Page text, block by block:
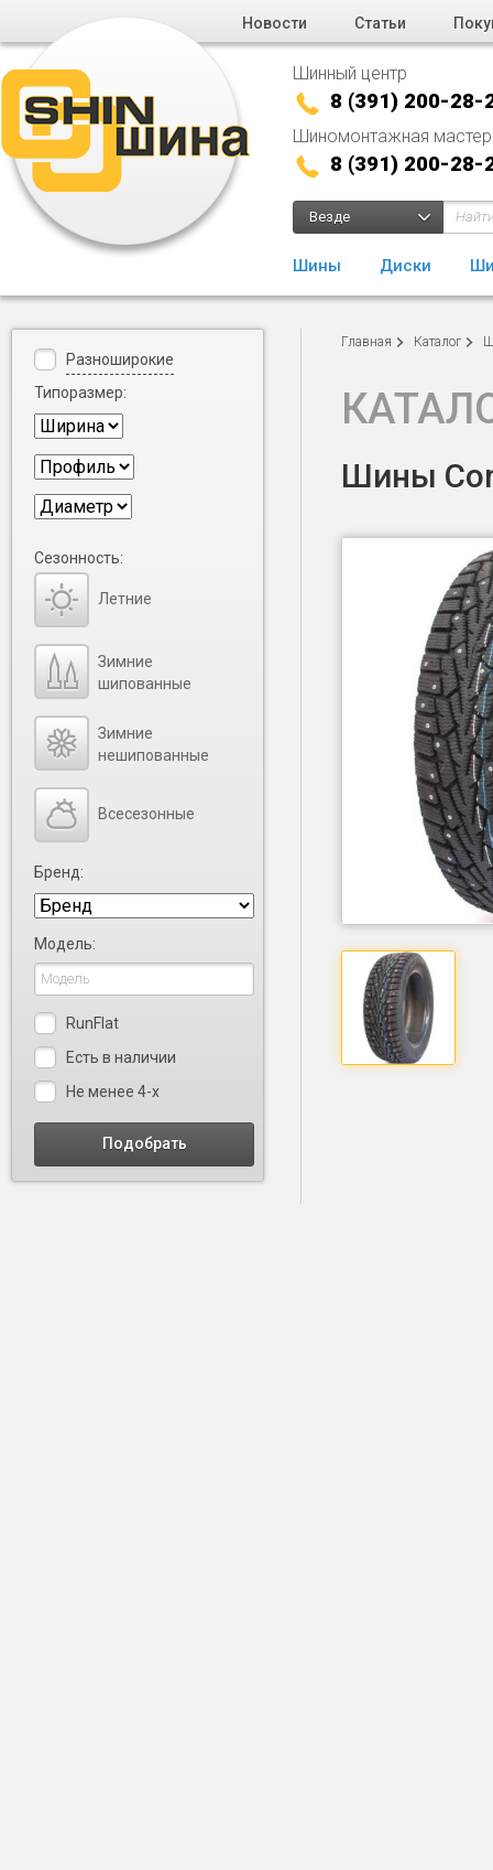
Новости Статьи
Шинный центр
8 (391) 200-28-
Шиномонтажная
8 (391) 200-28-
Везде
Шины Диски
Главная Каталог
Шины
Разноширокие
Типоразмер:
Сезонность:
Летние
Зимние
шипованные
Зимние
нешипованные
Всесезонные
Бренд:
Модель:
RunFlat
Есть в наличии
Не менее 4-х